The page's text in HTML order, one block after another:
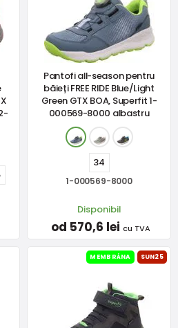
Pantofi all-season pentru
băieți FREE RIDE Blue/Light
Green GTX BOA, Superfit 1-
000569-8000 albastru
34
1-000569-8000
Disponibil
od 570,6 lei cu TVA
MEMBRÁNA SUN25